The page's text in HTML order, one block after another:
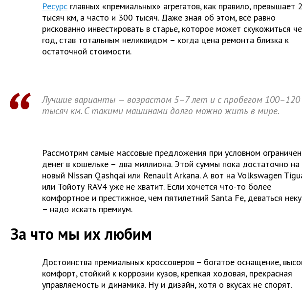
Ресурс главных «премиальных» агрегатов, как правило, превышает
тысяч км, а часто и 300 тысяч. Даже зная об этом, всё равно
рискованно инвестировать в старье, которое может скукожиться
год, став тотальным неликвидом – когда цена ремонта близка к
остаточной стоимости.
Лучшие варианты — возрастом 5–7 лет и с пробегом 100–120
тысяч км. С такими машинами долго можно жить в мире.
Рассмотрим самые массовые предложения при условном
денег в кошельке – два миллиона. Этой суммы пока достаточно на
новый Nissan Qashqai или Renault Arkana. А вот на Volkswagen
или Тойоту RAV4 уже не хватит. Если хочется что-то более
комфортное и престижное, чем пятилетний Santa Fe, деваться
– надо искать премиум.
За что мы их любим
Достоинства премиальных кроссоверов – богатое оснащение,
комфорт, стойкий к коррозии кузов, крепкая ходовая, прекрасная
управляемость и динамика. Ну и дизайн, хотя о вкусах не спорят.